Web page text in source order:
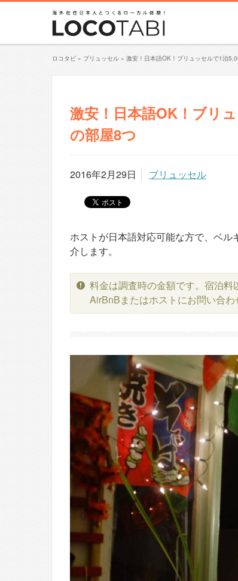
ロコタビ » ブリュッセル » 激安！日本語OK！ブリュッセルで1泊
激安！日本語OK！ブリ
の部屋8つ
2016年2月29日 ブリュッセル
ホストが日本語対応可能な方で、ベ
介します。
料金は調査時の金額です。宿泊
AirBnBまたはホストにお問い合わ